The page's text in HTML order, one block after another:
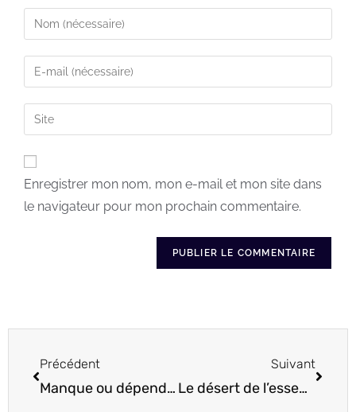
Enregistrer mon nom, mon e-mail et mon site dans
le navigateur pour mon prochain commentaire.
Précédent
Manque ou dépendance affective?
Suivant
Le désert de l’essentiel